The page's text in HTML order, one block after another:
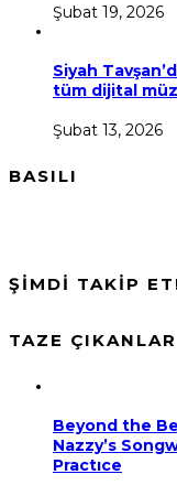
Şubat 19, 2026
Siyah
tüm dijital
Şubat 13, 2026
BASILI
ŞİMDİ TAKİP
TAZE ÇIKANLAR
Beyond the
Nazzy’s
Practıce